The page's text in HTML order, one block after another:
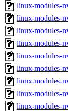
linux-modules-
linux-modules-
linux-modules-
linux-modules-
linux-modules-
linux-modules-
linux-modules-
linux-modules-
linux-modules-